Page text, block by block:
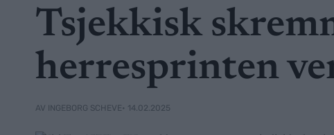
Tsjekkisk
herresprinten
AV INGEBORG SCHEVE• 14.02.2025